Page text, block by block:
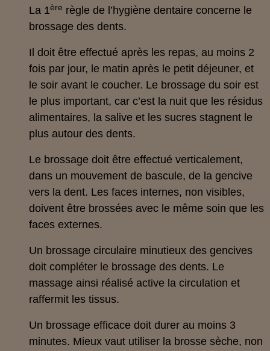
La 1ère règle de l’hygiène dentaire concerne le
brossage des dents.
Il doit être effectué après les repas, au moins 2
fois par jour, le matin après le petit déjeuner, et
le soir avant le coucher. Le brossage du soir est
le plus important, car c’est la nuit que les résidus
alimentaires, la salive et les sucres stagnent le
plus autour des dents.
Le brossage doit être effectué verticalement,
dans un mouvement de bascule, de la gencive
vers la dent. Les faces internes, non visibles,
doivent être brossées avec le même soin que les
faces externes.
Un brossage circulaire minutieux des gencives
doit compléter le brossage des dents. Le
massage ainsi réalisé active la circulation et
raffermit les tissus.
Un brossage efficace doit durer au moins 3
minutes. Mieux vaut utiliser la brosse sèche, non